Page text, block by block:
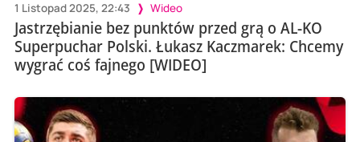
1 Listopad 2025, 22:43 Wideo
Jastrzębianie bez punktów przed grą o AL-KO
Superpuchar Polski. Łukasz Kaczmarek: Chcemy
wygrać coś fajnego [WIDEO]